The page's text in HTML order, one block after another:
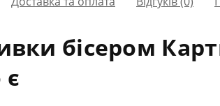
бісером